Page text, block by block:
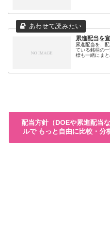
累進配当を
累進配当を、
ている銘柄の
標も一緒にまと
配当方針（DOEや累進配当
ルで もっと自由に比較・分